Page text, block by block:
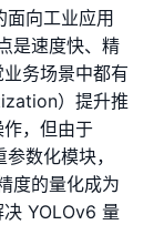
向工业应用
是速度快、精
务场景中都有
）提升推
，但由于
数化模块，
度的量化成为
YOLOv6 量